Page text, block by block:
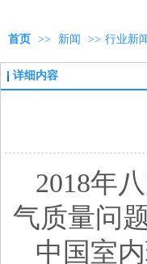
首页 >> 新闻 >> 行业新
详细内容
2018年
气质量问
中国室